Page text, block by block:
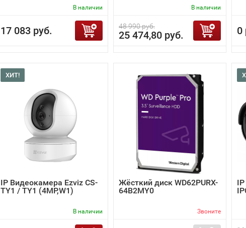
В наличии
17 083 руб.
В наличии
48 990 руб.
25 474,80 руб. 0
ХИТ!
IP Видеокамера Ezviz CS-
TY1 / TY1 (4MP,W1)
В наличии
Жёсткий диск WD62PURX-
64B2MY0
Звоните